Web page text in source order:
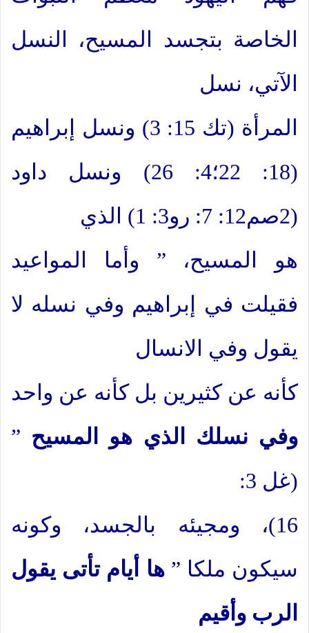
الخاصة بتجسد المسيح، النسل
الآتي، نسل
المرأة (تك 15: 3) ونسل إبراهيم
(18: 22؛4: 26) ونسل داود
(2صم12: 7: رو3: 1) الذي
هو المسيح، ” وأما المواعيد
فقيلت في إبراهيم وفي نسله لا
يقول وفي الانسال
كأنه عن كثيرين بل كأنه عن واحد
وفي نسلك الذي هو المسيح ”
(غل 3:
16)، ومجيئه بالجسد، وكونه
سيكون ملكا ”ها أيام تأتى يقول
الرب وأقيم